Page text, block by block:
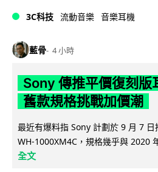
3C科技 流動音樂 音樂耳機
藍骨 4 小時
Sony 傳推平價復刻
舊款規格挑戰加價潮
最近有爆料指 Sony 計劃於 9 月 7
WH-1000XM4C，規格幾乎與 2020
全文